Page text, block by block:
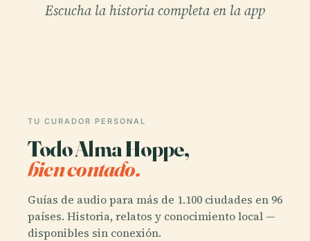
Escucha la historia completa en la app
TU CURADOR PERSONAL
Todo Alma Hoppe,
bien contado.
Guías de audio para más de 1.100 ciudades en 96
países. Historia, relatos y conocimiento local —
disponibles sin conexión.